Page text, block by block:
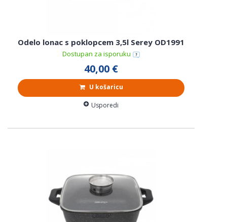
Odelo lonac s poklopcem 3,5l Serey OD1991
Dostupan za isporuku
40,00 €
U košaricu
Usporedi